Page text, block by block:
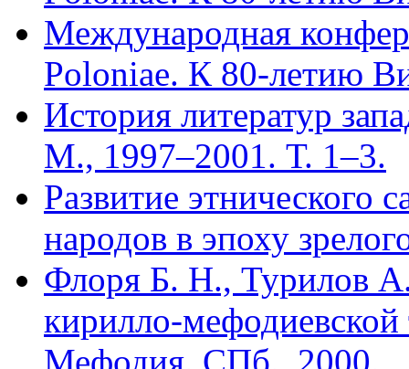
Международная
Poloniae. К 80-летию
История литератур
М., 1997–2001. Т. 1–3.
Развитие этнического
народов в эпоху
Флоря Б. Н., Турилов
кирилло-
Мефодия. СПб., 2000.